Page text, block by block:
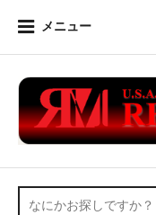
メニュー